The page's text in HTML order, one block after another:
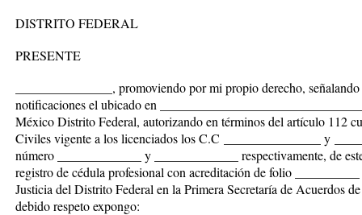
DISTRITO FEDERAL
PRESENTE
, promoviendo por mi propio derecho,
notificaciones el ubicado en
México Distrito Federal, autorizando en términos del artículo 112
Civiles vigente a los licenciados los C.C
y
número
_____________ y _____________ respectivamente, de
registro de cédula profesional con acreditación de folio
Justicia del Distrito Federal en la Primera Secretaría de Acuerdos
debido respeto expongo: